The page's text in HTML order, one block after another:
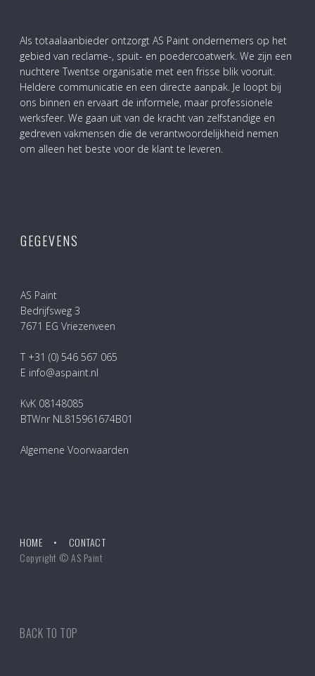
Als totaalaanbieder ontzorgt AS Paint ondernemers op het
gebied van reclame-, spuit- en poedercoatwerk. We zijn een
nuchtere Twentse organisatie met een frisse blik vooruit.
Heldere communicatie en een directe aanpak. Je loopt bij
ons binnen en ervaart de informele, maar professionele
werksfeer. We gaan uit van de kracht van zelfstandige en
gedreven vakmensen die de verantwoordelijkheid nemen
om alleen het beste voor de klant te leveren.
GEGEVENS
AS Paint
Bedrijfsweg 3
7671 EG Vriezenveen
T +31 (0) 546 567 065
E info@aspaint.nl
KvK 08148085
BTWnr NL815961674B01
Algemene Voorwaarden
HOME
CONTACT
Copyright © AS Paint
BACK TO TOP